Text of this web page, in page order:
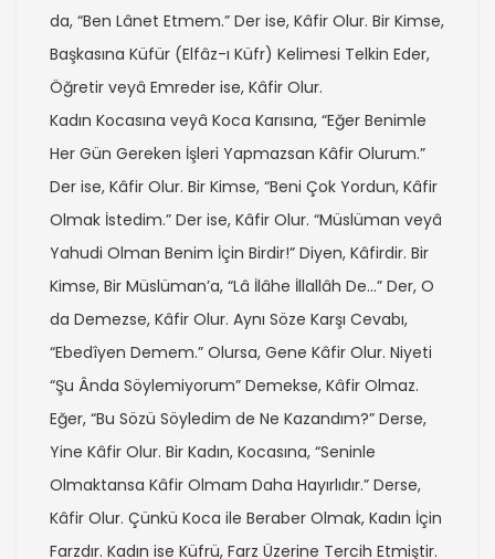
da, “Ben Lânet Etmem.” Der ise, Kâfir Olur. Bir Kimse,
Başkasına Küfür (Elfâz-ı Küfr) Kelimesi Telkin Eder,
Öğretir veyâ Emreder ise, Kâfir Olur.
Kadın Kocasına veyâ Koca Karısına, “Eğer Benimle
Her Gün Gereken İşleri Yapmazsan Kâfir Olurum.”
Der ise, Kâfir Olur. Bir Kimse, “Beni Çok Yordun, Kâfir
Olmak İstedim.” Der ise, Kâfir Olur. “Müslüman veyâ
Yahudi Olman Benim İçin Birdir!” Diyen, Kâfirdir. Bir
Kimse, Bir Müslüman’a, “Lâ İlâhe İllallâh De…” Der, O
da Demezse, Kâfir Olur. Aynı Söze Karşı Cevabı,
“Ebedîyen Demem.” Olursa, Gene Kâfir Olur. Niyeti
“Şu Ânda Söylemiyorum” Demekse, Kâfir Olmaz.
Eğer, “Bu Sözü Söyledim de Ne Kazandım?” Derse,
Yine Kâfir Olur. Bir Kadın, Kocasına, “Seninle
Olmaktansa Kâfir Olmam Daha Hayırlıdır.” Derse,
Kâfir Olur. Çünkü Koca ile Beraber Olmak, Kadın İçin
Farzdır. Kadın ise Küfrü, Farz Üzerine Tercih Etmiştir.